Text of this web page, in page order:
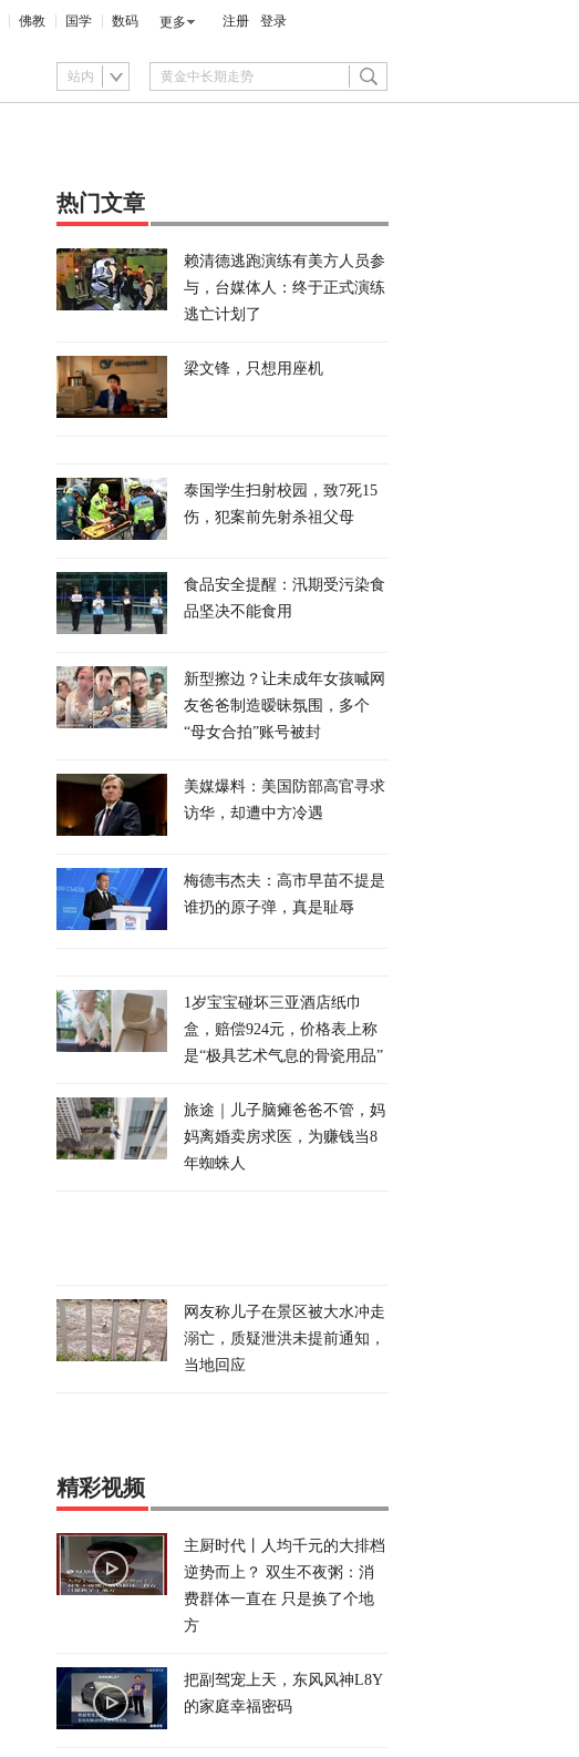
佛教 国学 数码 更多 注册 登录
站内
热门文章
赖清德逃跑演练有美方人员参
与，台媒体人：终于正式演练
逃亡计划了
梁文锋，只想用座机
泰国学生扫射校园，致7死15
伤，犯案前先射杀祖父母
食品安全提醒：汛期受污染食
品坚决不能食用
新型擦边？让未成年女孩喊网
友爸爸制造暧昧氛围，多个
“母女合拍”账号被封
美媒爆料：美国防部高官寻求
访华，却遭中方冷遇
梅德韦杰夫：高市早苗不提是
谁扔的原子弹，真是耻辱
1岁宝宝碰坏三亚酒店纸巾
盒，赔偿924元，价格表上称
是“极具艺术气息的骨瓷用品”
旅途｜儿子脑瘫爸爸不管，妈
妈离婚卖房求医，为赚钱当8
年蜘蛛人
网友称儿子在景区被大水冲走
溺亡，质疑泄洪未提前通知，
当地回应
精彩视频
主厨时代丨人均千元的大排档
逆势而上？ 双生不夜粥：消
费群体一直在 只是换了个地
方
把副驾宠上天，东风风神L8Y
的家庭幸福密码